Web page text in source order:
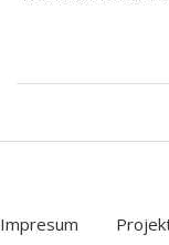
Impresum